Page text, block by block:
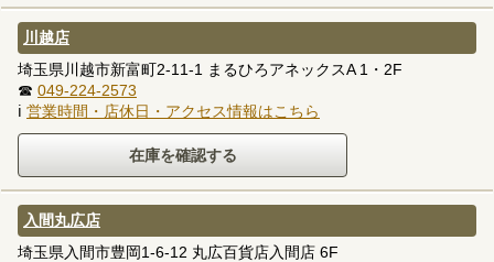
川越店
埼玉県川越市新富町2-11-1 まるひろアネックスA 1・2F
☎ 049-224-2573
ℹ 営業時間・店休日・アクセス情報はこちら
入間丸広店
埼玉県入間市豊岡1-6-12 丸広百貨店入間店 6F